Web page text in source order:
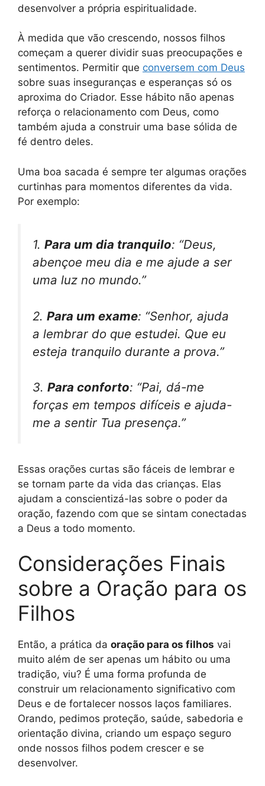
desenvolver a própria espiritualidade.
À medida que vão crescendo, nossos filhos
começam a querer dividir suas preocupações e
sentimentos. Permitir que conversem com Deus
sobre suas inseguranças e esperanças só os
aproxima do Criador. Esse hábito não apenas
reforça o relacionamento com Deus, como
também ajuda a construir uma base sólida de
fé dentro deles.
Uma boa sacada é sempre ter algumas orações
curtinhas para momentos diferentes da vida.
Por exemplo:
1. Para um dia tranquilo: “Deus,
abençoe meu dia e me ajude a ser
uma luz no mundo.”
2. Para um exame: “Senhor, ajuda
a lembrar do que estudei. Que eu
esteja tranquilo durante a prova.”
3. Para conforto: “Pai, dá-me
forças em tempos difíceis e ajuda-
me a sentir Tua presença.”
Essas orações curtas são fáceis de lembrar e
se tornam parte da vida das crianças. Elas
ajudam a conscientizá-las sobre o poder da
oração, fazendo com que se sintam conectadas
a Deus a todo momento.
Considerações Finais
sobre a Oração para os
Filhos
Então, a prática da oração para os filhos vai
muito além de ser apenas um hábito ou uma
tradição, viu? É uma forma profunda de
construir um relacionamento significativo com
Deus e de fortalecer nossos laços familiares.
Orando, pedimos proteção, saúde, sabedoria e
orientação divina, criando um espaço seguro
onde nossos filhos podem crescer e se
desenvolver.